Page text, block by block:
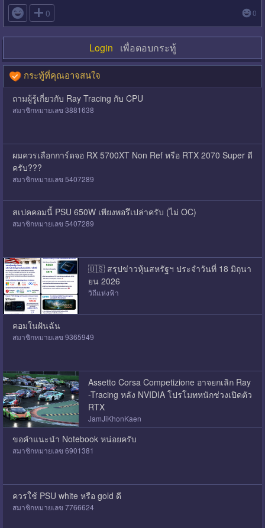
 0 0
Login เพื่อตอบกระทู้
กระทู้ที่คุณอาจสนใจ
ถามผู้รู้เกี่ยวกับ Ray Tracing กับ CPU
สมาชิกหมายเลข 3881638
ผมควรเลือกการ์ดจอ RX 5700XT Non Ref หรือ RTX 2070 Super ดี
ครับ???
สมาชิกหมายเลข 5407289
สเปคคอมนี้ PSU 650W เพียงพอรึเปล่าครับ (ไม่ OC)
สมาชิกหมายเลข 5407289
🇺🇸 สรุปข่าวหุ้นสหรัฐฯ ประจำวันที่ 18 มิถุนา
ยน 2026
วิถีแห่งฟ้า
คอมในฝันฉัน
สมาชิกหมายเลข 9365949
Assetto Corsa Competizione อาจยกเลิก Ray
-Tracing หลัง NVIDIA โปรโมทหนักช่วงเปิดตัว
RTX
JamJiKhonKaen
ขอคำแนะนำ Notebook หน่อยครับ
สมาชิกหมายเลข 6901381
ควรใช้ PSU white หรือ gold ดี
สมาชิกหมายเลข 7766624